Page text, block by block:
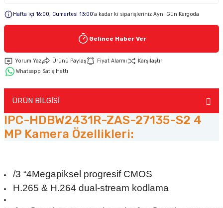
Keypad-Tuş Takımı Ürünler
Hafta içi 16:00, Cumartesi 13:00’a kadar ki siparişleriniz Aynı Gün Kargoda
Gelince Haber Ver
Yorum Yaz Ürünü Paylaş Fiyat Alarmı
Karşılaştır
Whatsapp Satış Hattı
ÜRÜN BİLGİSİ
IPC-HDBW2431R-ZAS-27135-S2 4
MP Kamera Özellikleri:
/3 “4Megapiksel progresif CMOS
H.265 & H.264 dual-stream kodlama